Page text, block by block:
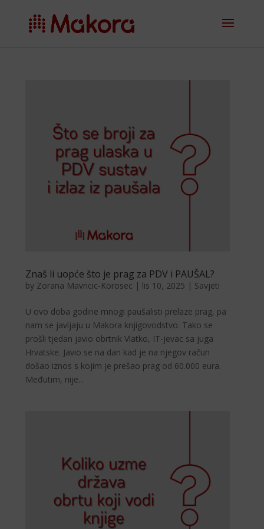
Znaš li uopće što je prag za PDV i PAUŠAL?
by Zorana Mavricic-Korosec | lis 10, 2025 | Savjeti
U ovo doba godine mnogi paušalisti prelaze prag, pa
nam se javljaju u Makora knjigovodstvo. Tako se
prošli tjedan javio obrtnik Vlatko, IT-jevac sa juga
Hrvatske. Javio se na dan kad je na njegov račun
došao iznos s kojim je prešao prag od 60.000 eura.
Međutim, nije...